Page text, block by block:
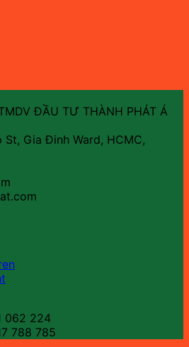
ĐẦU TƯ THÀNH PHÁT Á
St, Gia Đinh Ward, HCMC,
062 224
788 785